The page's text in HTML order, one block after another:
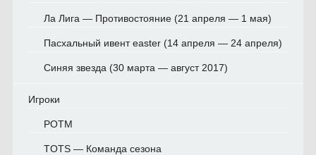
Ла Лига — Противостояние (21 апреля — 1 мая)
Пасхальный ивент easter (14 апреля — 24 апреля)
Синяя звезда (30 марта — август 2017)
Игроки
POTM
TOTS — Команда сезона